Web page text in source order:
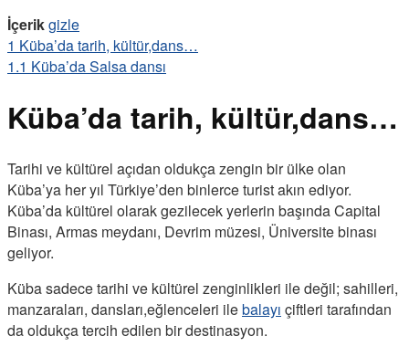
İçerikgizle
1 Küba’da tarih, kültür,dans…
1.1 Küba’da Salsa dansı
Küba’da tarih, kültür,dans…
Tarihi ve kültürel açıdan oldukça zengin bir ülke olan
Küba’ya her yıl Türkiye’den binlerce turist akın ediyor.
Küba’da kültürel olarak gezilecek yerlerin başında Capital
Binası, Armas meydanı, Devrim müzesi, Üniversite binası
geliyor.
Küba sadece tarihi ve kültürel zenginlikleri ile değil; sahilleri,
manzaraları, dansları,eğlenceleri ilebalayı çiftleri tarafından
da oldukça tercih edilen bir destinasyon.